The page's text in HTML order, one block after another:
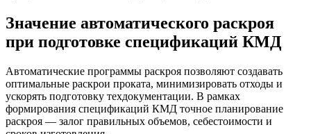
Значение автоматического раскроя
при подготовке спецификаций КМД
Автоматические программы раскроя позволяют создавать
оптимальные раскрои проката, минимизировать отходы и
ускорять подготовку техдокументации. В рамках
формирования спецификаций КМД точное планирование
раскроя — залог правильных объемов, себестоимости и